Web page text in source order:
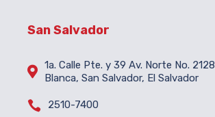
San Salvador
 1a. Calle Pte. y 39 Av. Norte No.
Blanca, San Salvador, El Salvador
 2510-7400